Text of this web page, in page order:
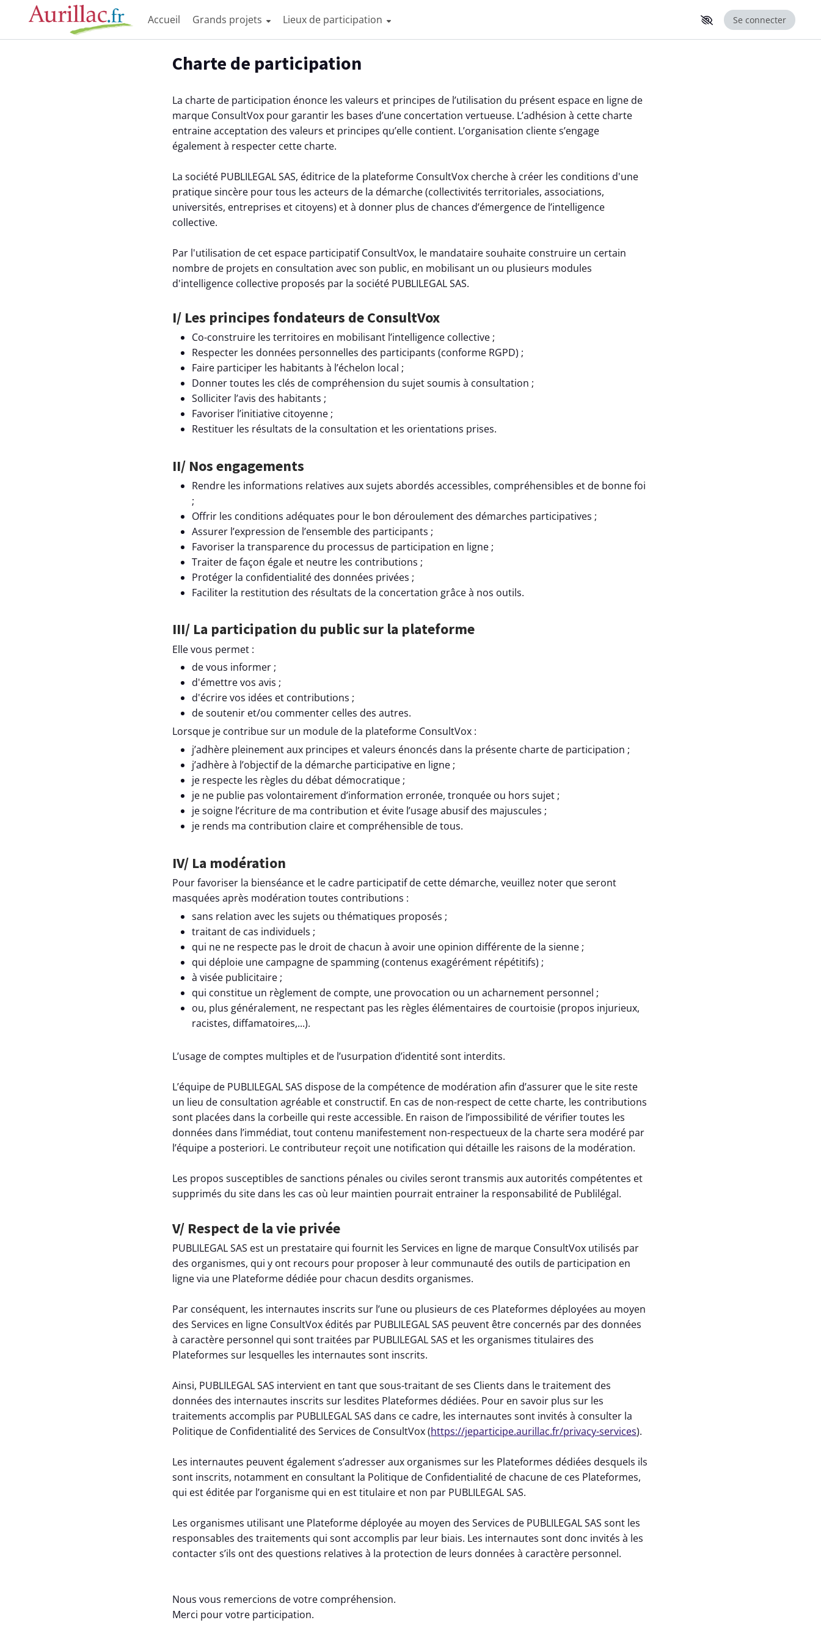
Accueil Grands projets Lieux de participation Se connecter
Charte de participation
La charte de participation énonce les valeurs et principes de l’utilisation du présent espace en ligne de
marque ConsultVox pour garantir les bases d’une concertation vertueuse. L’adhésion à cette charte
entraine acceptation des valeurs et principes qu’elle contient. L’organisation cliente s’engage
également à respecter cette charte.
La société PUBLILEGAL SAS, éditrice de la plateforme ConsultVox cherche à créer les conditions d'une
pratique sincère pour tous les acteurs de la démarche (collectivités territoriales, associations,
universités, entreprises et citoyens) et à donner plus de chances d’émergence de l’intelligence
collective.
Par l'utilisation de cet espace participatif ConsultVox, le mandataire souhaite construire un certain
nombre de projets en consultation avec son public, en mobilisant un ou plusieurs modules
d'intelligence collective proposés par la société PUBLILEGAL SAS.
I/ Les principes fondateurs de ConsultVox
Co-construire les territoires en mobilisant l’intelligence collective ;
Respecter les données personnelles des participants (conforme RGPD) ;
Faire participer les habitants à l’échelon local ;
Donner toutes les clés de compréhension du sujet soumis à consultation ;
Solliciter l’avis des habitants ;
Favoriser l’initiative citoyenne ;
Restituer les résultats de la consultation et les orientations prises.
II/ Nos engagements
Rendre les informations relatives aux sujets abordés accessibles, compréhensibles et de bonne foi
;
Offrir les conditions adéquates pour le bon déroulement des démarches participatives ;
Assurer l’expression de l’ensemble des participants ;
Favoriser la transparence du processus de participation en ligne ;
Traiter de façon égale et neutre les contributions ;
Protéger la confidentialité des données privées ;
Faciliter la restitution des résultats de la concertation grâce à nos outils.
III/ La participation du public sur la plateforme
Elle vous permet :
de vous informer ;
d'émettre vos avis ;
d'écrire vos idées et contributions ;
de soutenir et/ou commenter celles des autres.
Lorsque je contribue sur un module de la plateforme ConsultVox :
j’adhère pleinement aux principes et valeurs énoncés dans la présente charte de participation ;
j’adhère à l’objectif de la démarche participative en ligne ;
je respecte les règles du débat démocratique ;
je ne publie pas volontairement d’information erronée, tronquée ou hors sujet ;
je soigne l’écriture de ma contribution et évite l’usage abusif des majuscules ;
je rends ma contribution claire et compréhensible de tous.
IV/ La modération
Pour favoriser la bienséance et le cadre participatif de cette démarche, veuillez noter que seront
masquées après modération toutes contributions :
sans relation avec les sujets ou thématiques proposés ;
traitant de cas individuels ;
qui ne ne respecte pas le droit de chacun à avoir une opinion différente de la sienne ;
qui déploie une campagne de spamming (contenus exagérément répétitifs) ;
à visée publicitaire ;
qui constitue un règlement de compte, une provocation ou un acharnement personnel ;
ou, plus généralement, ne respectant pas les règles élémentaires de courtoisie (propos injurieux,
racistes, diffamatoires,...).
L’usage de comptes multiples et de l’usurpation d’identité sont interdits.
L’équipe de PUBLILEGAL SAS dispose de la compétence de modération afin d’assurer que le site reste
un lieu de consultation agréable et constructif. En cas de non-respect de cette charte, les contributions
sont placées dans la corbeille qui reste accessible. En raison de l’impossibilité de vérifier toutes les
données dans l’immédiat, tout contenu manifestement non-respectueux de la charte sera modéré par
l’équipe a posteriori. Le contributeur reçoit une notification qui détaille les raisons de la modération.
Les propos susceptibles de sanctions pénales ou civiles seront transmis aux autorités compétentes et
supprimés du site dans les cas où leur maintien pourrait entrainer la responsabilité de Publilégal.
V/ Respect de la vie privée
PUBLILEGAL SAS est un prestataire qui fournit les Services en ligne de marque ConsultVox utilisés par
des organismes, qui y ont recours pour proposer à leur communauté des outils de participation en
ligne via une Plateforme dédiée pour chacun desdits organismes.
Par conséquent, les internautes inscrits sur l’une ou plusieurs de ces Plateformes déployées au moyen
des Services en ligne ConsultVox édités par PUBLILEGAL SAS peuvent être concernés par des données
à caractère personnel qui sont traitées par PUBLILEGAL SAS et les organismes titulaires des
Plateformes sur lesquelles les internautes sont inscrits.
Ainsi, PUBLILEGAL SAS intervient en tant que sous-traitant de ses Clients dans le traitement des
données des internautes inscrits sur lesdites Plateformes dédiées. Pour en savoir plus sur les
traitements accomplis par PUBLILEGAL SAS dans ce cadre, les internautes sont invités à consulter la
Politique de Confidentialité des Services de ConsultVox (https://jeparticipe.aurillac.fr/privacy-services).
Les internautes peuvent également s’adresser aux organismes sur les Plateformes dédiées desquels ils
sont inscrits, notamment en consultant la Politique de Confidentialité de chacune de ces Plateformes,
qui est éditée par l’organisme qui en est titulaire et non par PUBLILEGAL SAS.
Les organismes utilisant une Plateforme déployée au moyen des Services de PUBLILEGAL SAS sont les
responsables des traitements qui sont accomplis par leur biais. Les internautes sont donc invités à les
contacter s’ils ont des questions relatives à la protection de leurs données à caractère personnel.
Nous vous remercions de votre compréhension.
Merci pour votre participation.